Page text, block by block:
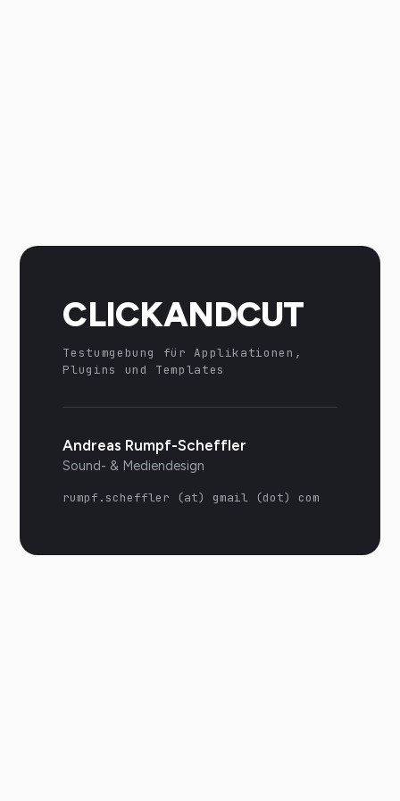
CLICKANDCUT
Testumgebung für Applikationen,
Plugins und Templates
Andreas Rumpf-Scheffler
Sound- & Mediendesign
rumpf.scheffler (at) gmail (dot) com